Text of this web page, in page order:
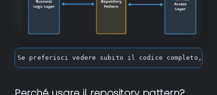
Se preferisci vedere subito il codice completo,